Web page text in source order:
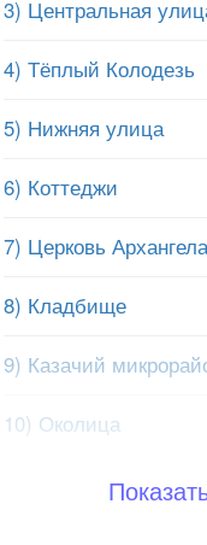
3) Центральная
4) Тёплый Колодезь
5) Нижняя улица
6) Коттеджи
7) Церковь
8) Кладбище
9) Казачий
10) Околица